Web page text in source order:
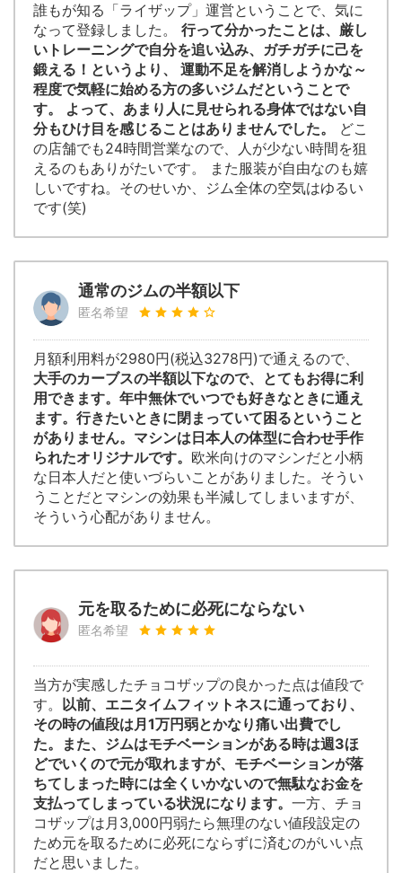
誰もが知る「ライザップ」運営ということで、気に
なって登録しました。 行って分かったことは、厳し
いトレーニングで自分を追い込み、ガチガチに己を
鍛える！というより、 運動不足を解消しようかな～
程度で気軽に始める方の多いジムだということで
す。 よって、あまり人に見せられる身体ではない自
分もひけ目を感じることはありませんでした。
どこ
の店舗でも24時間営業なので、人が少ない時間を狙
えるのもありがたいです。 また服装が自由なのも嬉
しいですね。そのせいか、ジム全体の空気はゆるい
です(笑)
通常のジムの半額以下
匿名希望
月額利用料が2980円(税込3278円)で通えるので、
大手のカーブスの半額以下なので、とてもお得に利
用できます。年中無休でいつでも好きなときに通え
ます。行きたいときに閉まっていて困るということ
がありません。マシンは日本人の体型に合わせ手作
られたオリジナルです。 欧米向けのマシンだと小柄
な日本人だと使いづらいことがありました。そうい
うことだとマシンの効果も半減してしまいますが、
そういう心配がありません。
元を取るために必死にならない
匿名希望
当方が実感したチョコザップの良かった点は値段で
す。 以前、エニタイムフィットネスに通っており、
その時の値段は月1万円弱とかなり痛い出費でし
た。また、ジムはモチベーションがある時は週3ほ
どでいくので元が取れますが、モチベーションが落
ちてしまった時には全くいかないので無駄なお金を
支払ってしまっている状況になります。 一方、チョ
コザップは月3,000円弱たら無理のない値段設定の
ため元を取るために必死にならずに済むのがいい点
だと思いました。